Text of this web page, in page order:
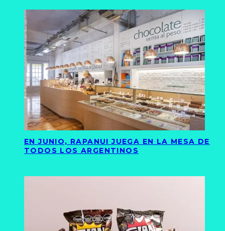
EN JUNIO, RAPANUI JUEGA EN LA MESA DE
TODOS LOS ARGENTINOS